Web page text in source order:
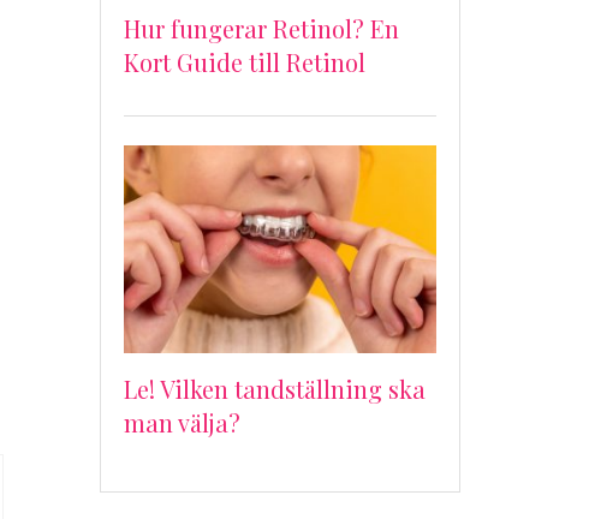
Hur fungerar Retinol? En
Kort Guide till Retinol
Le! Vilken tandställning ska
man välja?